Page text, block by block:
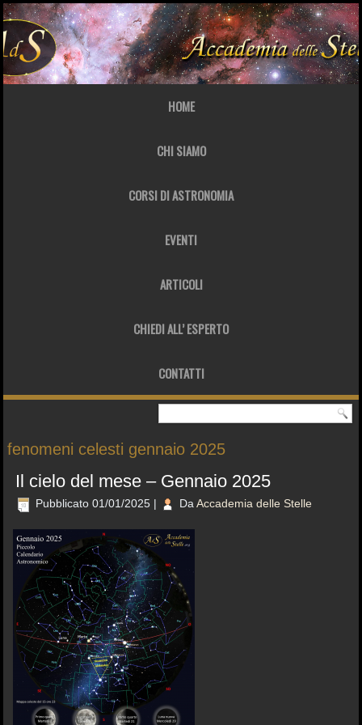
HOME
CHI SIAMO
CORSI DI ASTRONOMIA
EVENTI
ARTICOLI
CHIEDI ALL’ ESPERTO
CONTATTI
fenomeni celesti gennaio 2025
Il cielo del mese – Gennaio 2025
Pubblicato 01/01/2025 | Da Accademia delle Stelle